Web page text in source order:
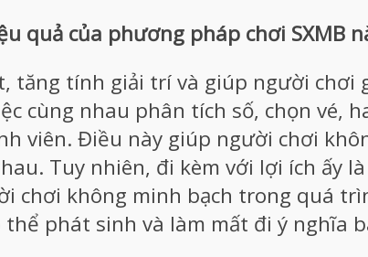
quả của phương pháp chơi SXMB
tăng tính giải trí và giúp người
cùng nhau phân tích số, chọn vé,
viên. Điều này giúp người chơi
Tuy nhiên, đi kèm với lợi ích ấy
chơi không minh bạch trong quá
phát sinh và làm mất đi ý nghĩa